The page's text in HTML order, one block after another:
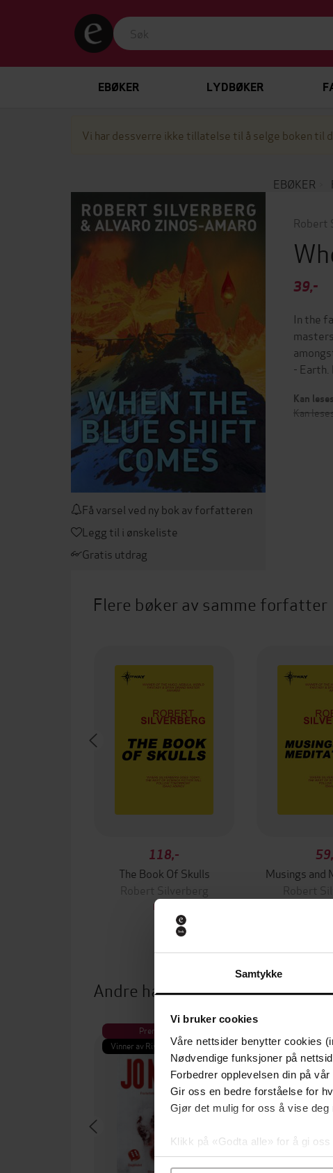
Samtykke
Vi bruker cookies
Våre nettsider benytter cookies
Nødvendige funksjoner på
Forbedrer opplevelsen din på
Gir oss en bedre forståelse for
Gjør det mulig for oss å vise
Klikk på «Godta alle» for å gi
samtykke til spesifikke formål
EBØKER LYDBØKER
Vi har dessverre ikke tillatelse til å selge boken til
EBØKER
Få varsel ved ny bok av forfatteren
Legg til i ønskeliste
Gratis utdrag
Robert
39,-
In the
-
Kan
Kan
Flere bøker av samme forfatter
118,-
The Book Of Skulls
Robert Silverberg
EBOK
Musings and
Robert
Andre har også kjøpt
Premium
Vinner av Rivertonprisen
Første gang på